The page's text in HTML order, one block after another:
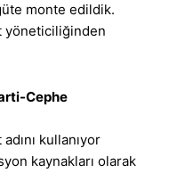
monte edildik.
yöneticiliğinden
Cephe
kullanıyor
kaynakları olarak